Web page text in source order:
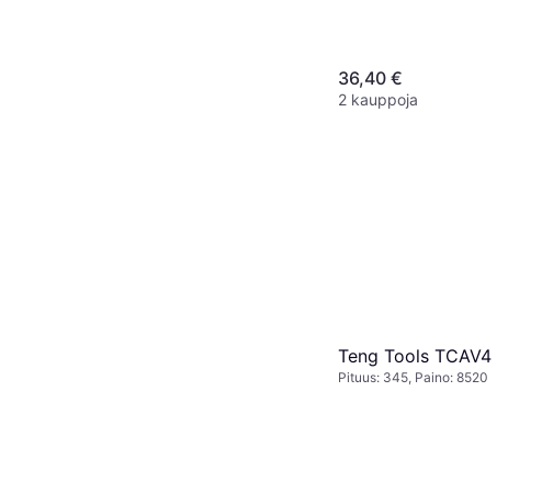
36,40 €
2 kauppoja
Teng Tools TCAV4
Pituus: 345, Paino: 8520